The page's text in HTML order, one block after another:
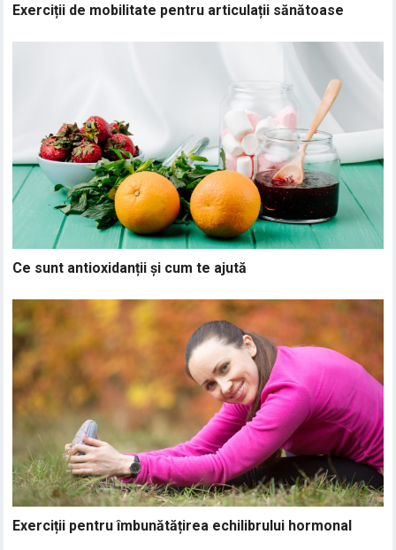
Exerciții de mobilitate pentru articulații sănătoase
Ce sunt antioxidanții și cum te ajută
Exerciții pentru îmbunătățirea echilibrului hormonal